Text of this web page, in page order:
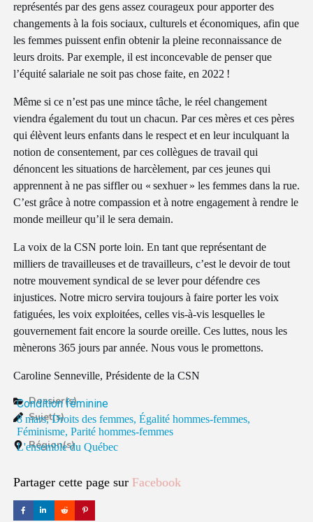
représentés par des gens assez courageux pour apporter des
changements à la fois sociaux, culturels et économiques, afin que
les femmes puissent enfin obtenir la pleine reconnaissance de
leurs droits. Par exemple, il est inconcevable de penser que
l’équité salariale ne soit pas chose faite, en 2022 !
Même si ce n’est pas une mince tâche, le réel changement
viendra également du tout un chacun. Par ces mères et ces pères
qui élèvent leurs enfants dans le respect et en leur inculquant la
notion de consentement, par ces collègues de travail qui
dénoncent les situations de harcèlement, par ces jeunes qui
apprennent à ne pas siffler ou « sexhuer » les femmes dans la rue.
C’est grâce à notre compassion et à notre engagement à rendre le
monde meilleur qu’il le sera demain.
La voix de la CSN porte loin. En tant que représentant de
milliers de travailleuses et de travailleurs, c’est le devoir de tout
notre mouvement syndical de se lever pour défendre ces
injustices. Notre micro servira toujours à faire porter les voix
fatiguées, les voix exploitées, celles vis-à-vis lesquelles le
gouvernement fait encore la sourde oreille. Ces luttes, nous les
mènerons 365 jours par année. Nous vous le promettons.
Caroline Senneville, Présidente de la CSN
Dossier(s)
Condition féminine
Sujet(s)
8 mars,Droits des femmes, Égalité hommes-femmes,
Féminisme, Parité hommes-femmes
Région(s)
L'ensemble du Québec
Partager cette page sur LinkedIn